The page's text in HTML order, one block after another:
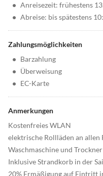
• Anreisezeit: frühestens
• Abreise: bis spätestens
Zahlungsmöglichkeiten
• Barzahlung
• Überweisung
• EC-Karte
Anmerkungen
Kostenfreies WLAN
elektrische Rollläden an allen
Waschmaschine und
Inklusive Strandkorb in der
20% Ermäßigung auf Eintritt